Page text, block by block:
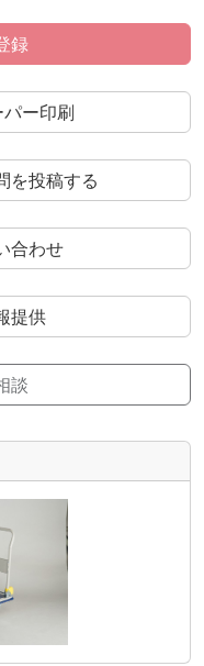
録
ー印刷
を投稿する
合わせ
提供
談